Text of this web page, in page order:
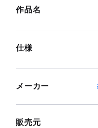
作品名
仕様
メーカー
販売元